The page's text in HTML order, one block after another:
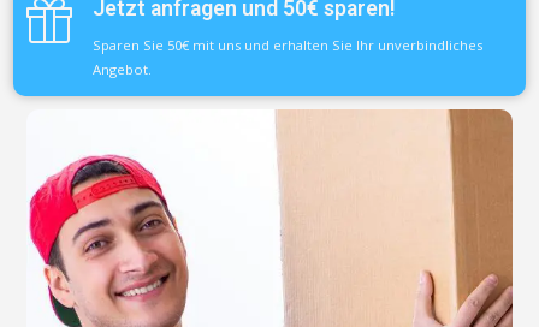
Jetzt anfragen und 50€ sparen!
Sparen Sie 50€ mit uns und erhalten Sie Ihr unverbindliches
Angebot.